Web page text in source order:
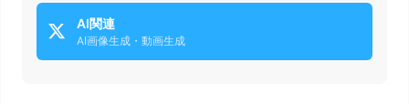
AI関連
AI画像生成・動画生成